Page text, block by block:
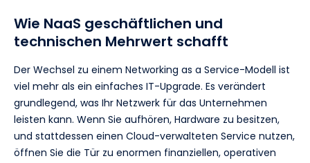
Wie NaaS geschäftlichen und
technischen Mehrwert schafft
Der Wechsel zu einem Networking as a Service-Modell ist
viel mehr als ein einfaches IT-Upgrade. Es verändert
grundlegend, was Ihr Netzwerk für das Unternehmen
leisten kann. Wenn Sie aufhören, Hardware zu besitzen,
und stattdessen einen Cloud-verwalteten Service nutzen,
öffnen Sie die Tür zu enormen finanziellen, operativen